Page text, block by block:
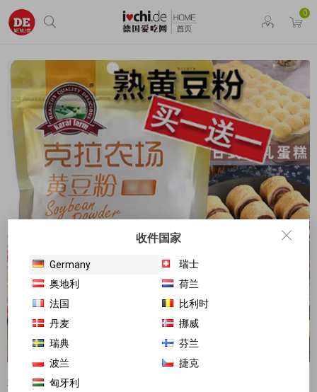
0
对不起-这个产品已经不再提供
收件国家
Germany
瑞士
奥地利
荷兰
法国
比利时
丹麦
挪威
瑞典
芬兰
波兰
捷克
匈牙利